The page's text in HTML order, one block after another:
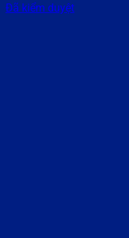
Đã kiểm duyệt